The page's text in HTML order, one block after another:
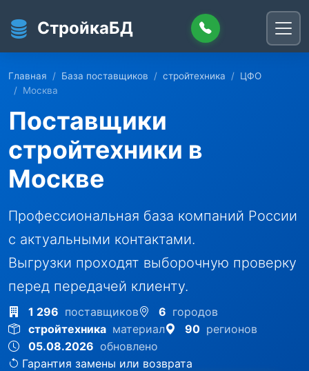
СтройкаБД
Главная База поставщиков стройтехника
ЦФО
Москва
Поставщики
стройтехники в
Москве
Профессиональная база компаний России
с актуальными контактами.
Выгрузки проходят выборочную проверку
перед передачей клиенту.
1 296 поставщиков 6 городов
стройтехника материал 90 регионов
05.08.2026 обновлено
Гарантия замены или возврата